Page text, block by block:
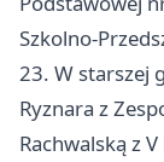
Szkolno-
23. W starszej
Ryznara z
Rachwalską z